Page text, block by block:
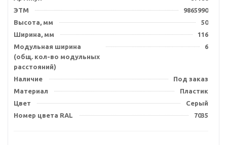
ЭТМ
9865990
Высота, мм
50
Ширина, мм
116
Модульная ширина
(общ. кол-во модульных
расстояний)
6
Наличие
Под заказ
Материал
Пластик
Цвет
Серый
Номер цвета RAL
7035